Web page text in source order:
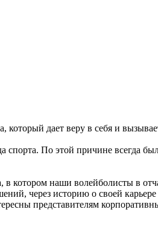
дает веру в себя и
По этой причине всегда
котором наши волейболисты в
через историю о своей
представителям